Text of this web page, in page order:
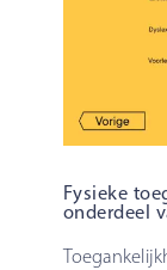
Fysieke
onderdeel